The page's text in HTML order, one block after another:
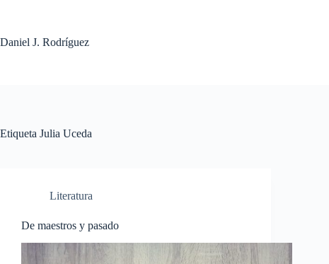
Daniel J. Rodríguez
Etiqueta Julia Uceda
Literatura
De maestros y pasado